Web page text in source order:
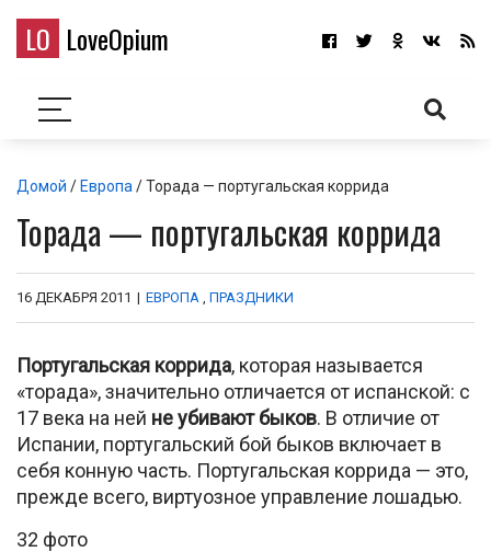
LO LoveOpium
Домой / Европа / Торада — португальская коррида
Торада — португальская коррида
16 ДЕКАБРЯ 2011 | ЕВРОПА , ПРАЗДНИКИ
Португальская коррида, которая называется
«торада», значительно отличается от испанской: с
17 века на ней не убивают быков. В отличие от
Испании, португальский бой быков включает в
себя конную часть. Португальская коррида — это,
прежде всего, виртуозное управление лошадью.
32 фото